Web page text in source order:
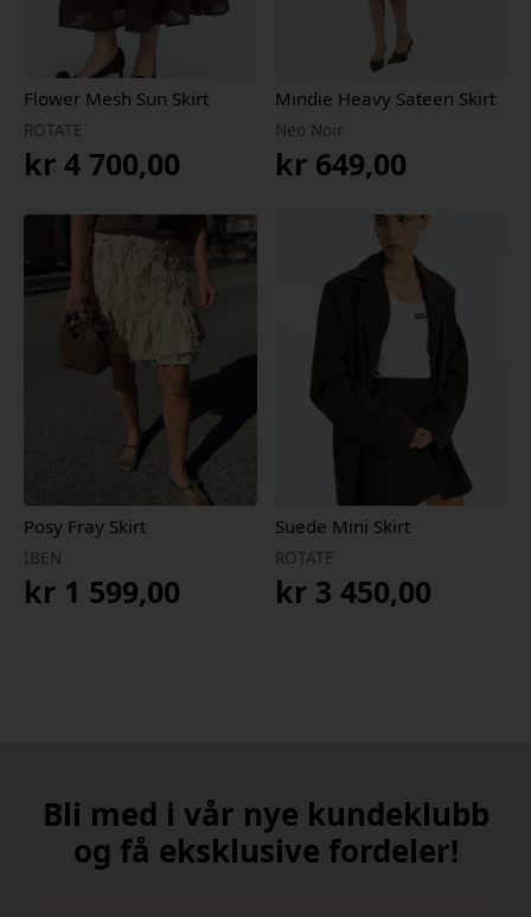
Flower Mesh Sun Skirt
ROTATE
kr 4 700,00
Mindie Heavy Sateen Skirt
Neo Noir
kr649,00
Posy Fray Skirt
IBEN
kr 1 599,00
Suede Mini Skirt
ROTATE
kr3 450,00
Bli med i vår nye kundeklubb
og få eksklusive fordeler!